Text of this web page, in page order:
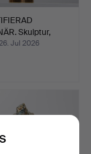
Skulptur,
Jul 2026